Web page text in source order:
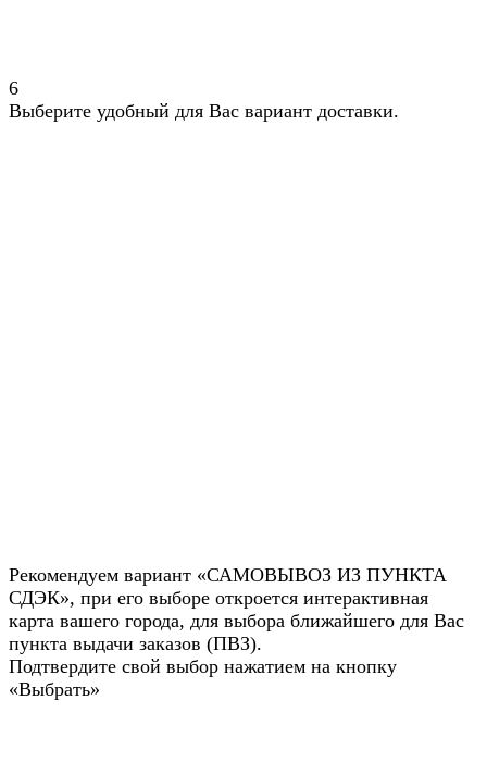
6
Выберите удобный для Вас вариант доставки.
Рекомендуем вариант «САМОВЫВОЗ ИЗ ПУНКТА
СДЭК», при его выборе откроется интерактивная
карта вашего города, для выбора ближайшего для Вас
пункта выдачи заказов (ПВЗ).
Подтвердите свой выбор нажатием на кнопку
«Выбрать»